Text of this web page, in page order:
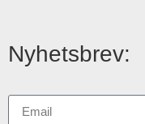
Nyhetsbrev: